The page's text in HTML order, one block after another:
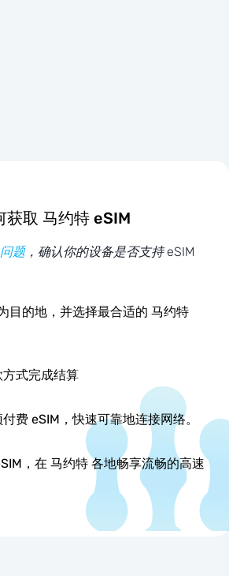
获取 马约特 eSIM
题，确认你的设备是否支持 eSIM
目的地，并选择最合适的 马约特
式完成结算
费 eSIM，快速可靠地连接网络。
，在 马约特 各地畅享流畅的高速